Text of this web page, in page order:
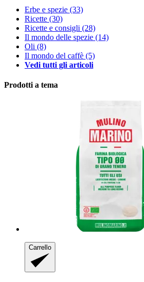
Erbe e spezie (33)
Ricette (30)
Ricette e consigli (28)
Il mondo delle spezie (14)
Oli (8)
Il mondo del caffè (5)
Vedi tutti gli articoli
Prodotti a tema
Carrello